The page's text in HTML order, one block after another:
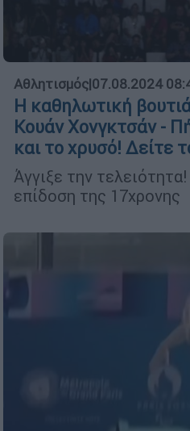
Αθλητισμός|07.08.2024
Η καθηλωτική
Κουάν Χονγκτσάν -
και το χρυσό! Δείτε
Άγγιξε την
επίδοση της 17χρονης